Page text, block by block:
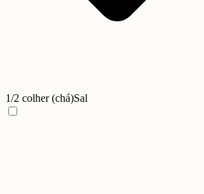
1/2 colher (chá)Sal